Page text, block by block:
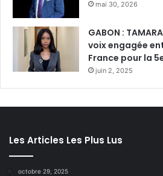
mai 30, 2026
GABON :
voix engagée
France pour la
juin 2, 2025
Les Articles Les Plus Lus
octobre 29, 2025